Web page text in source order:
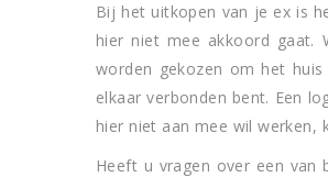
Bij het uitkopen van je ex is
hier niet mee akkoord gaat.
worden gekozen om het
elkaar verbonden bent. Een
hier niet aan mee wil werken,
Heeft u vragen over een van